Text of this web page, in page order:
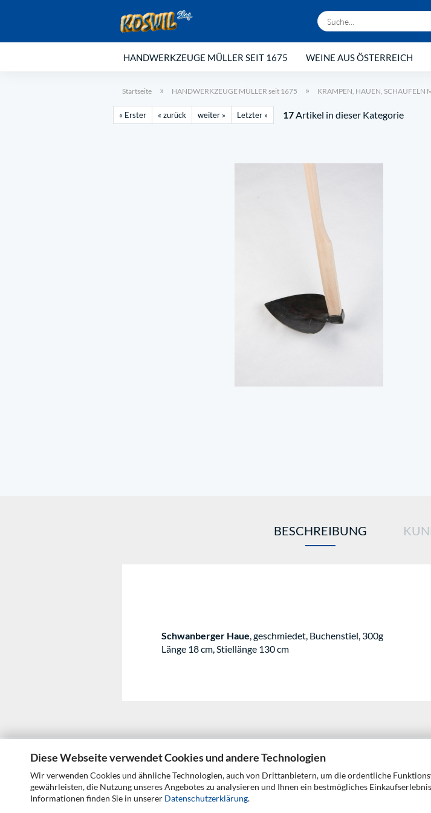
Diese Webseite verwendet Cookies und andere Technologien
Wir verwenden Cookies und ähnliche Technologien, auch von Drittanbietern, um die ordentliche
gewährleisten, die Nutzung unseres Angebotes zu analysieren und Ihnen ein bestmögliches
Informationen finden Sie in unserer Datenschutzerklärung.
HANDWERKZEUGE MÜLLER SEIT 1675 WEINE AUS ÖSTERREICH
Startseite » HANDWERKZEUGE MÜLLER seit 1675 » KRAMPEN, HAUEN, SCHAUFELN
« Erster « zurück weiter » Letzter » 17Artikel in dieser Kategorie
BESCHREIBUNG
Schwanberger Haue, geschmiedet, Buchenstiel, 300g
Länge 18 cm, Stiellänge 130 cm
Impressum Kontakt Versand- & Zahlungsbedingungen Widerrufsrecht &